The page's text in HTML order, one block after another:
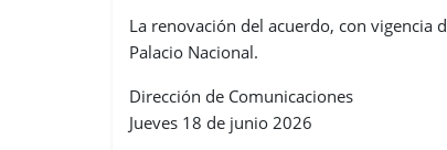
La renovación del acuerdo, con vigencia
Palacio Nacional.
Dirección de Comunicaciones
Jueves 18 de junio 2026